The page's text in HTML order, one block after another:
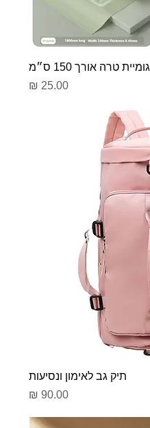
גומיית טרה אורך 150 ס״מ
מחיר
תיק גב לאימון ונסיעות
מחיר